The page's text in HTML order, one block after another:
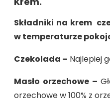
Składniki na krem
w temperaturze
Czekolada – Najlepiej
Masło orzechowe –
orzechowe w 100% z